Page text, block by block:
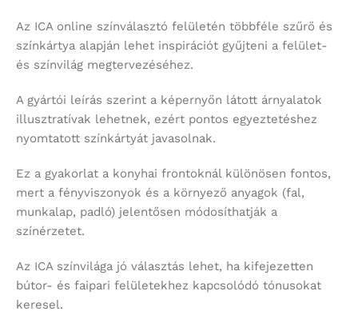
Az ICA online színválasztó felületén többféle szűrő és
színkártya alapján lehet inspirációt gyűjteni a felület-
és színvilág megtervezéséhez.
A gyártói leírás szerint a képernyőn látott árnyalatok
illusztratívak lehetnek, ezért pontos egyeztetéshez
nyomtatott színkártyát javasolnak.
Ez a gyakorlat a konyhai frontoknál különösen fontos,
mert a fényviszonyok és a környező anyagok (fal,
munkalap, padló) jelentősen módosíthatják a
színérzetet.
Az ICA színvilága jó választás lehet, ha kifejezetten
bútor- és faipari felületekhez kapcsolódó tónusokat
keresel.